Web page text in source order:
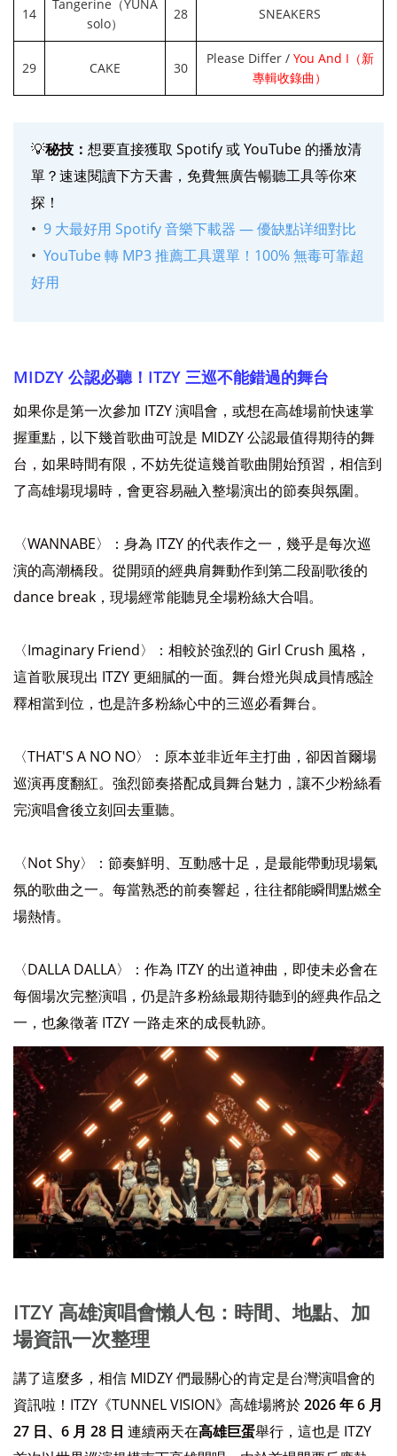
14
Tangerine（YUNA
solo）
28 SNEAKERS
29 CAKE 30
Please Differ / You And I（新
專輯收錄曲）
💡秘技： 想要直接獲取 Spotify 或 YouTube 的播放清
單？速速閱讀下方天書，免費無廣告暢聽工具等你來
探！
9 大最好用 Spotify 音樂下載器 — 優缺點详细對比
YouTube 轉 MP3 推薦工具選單！100% 無毒可靠超
好用
MIDZY 公認必聽！ITZY 三巡不能錯過的舞台
如果你是第一次參加 ITZY 演唱會，或想在高雄場前快速掌
握重點，以下幾首歌曲可說是 MIDZY 公認最值得期待的舞
台，如果時間有限，不妨先從這幾首歌曲開始預習，相信到
了高雄場現場時，會更容易融入整場演出的節奏與氛圍。
〈WANNABE〉：身為 ITZY 的代表作之一，幾乎是每次巡
演的高潮橋段。從開頭的經典肩舞動作到第二段副歌後的
dance break，現場經常能聽見全場粉絲大合唱。
〈Imaginary Friend〉：相較於強烈的 Girl Crush 風格，
這首歌展現出 ITZY 更細膩的一面。舞台燈光與成員情感詮
釋相當到位，也是許多粉絲心中的三巡必看舞台。
〈THAT'S A NO NO〉：原本並非近年主打曲，卻因首爾場
巡演再度翻紅。強烈節奏搭配成員舞台魅力，讓不少粉絲看
完演唱會後立刻回去重聽。
〈Not Shy〉：節奏鮮明、互動感十足，是最能帶動現場氣
氛的歌曲之一。每當熟悉的前奏響起，往往都能瞬間點燃全
場熱情。
〈DALLA DALLA〉：作為 ITZY 的出道神曲，即使未必會在
每個場次完整演唱，仍是許多粉絲最期待聽到的經典作品之
一，也象徵著 ITZY 一路走來的成長軌跡。
ITZY 高雄演唱會懶人包：時間、地點、加
場資訊一次整理
講了這麼多，相信 MIDZY 們最關心的肯定是台灣演唱會的
資訊啦！ITZY《TUNNEL VISION》高雄場將於2026 年 6 月
27 日、6 月 28 日 連續兩天在高雄巨蛋舉行，這也是 ITZY